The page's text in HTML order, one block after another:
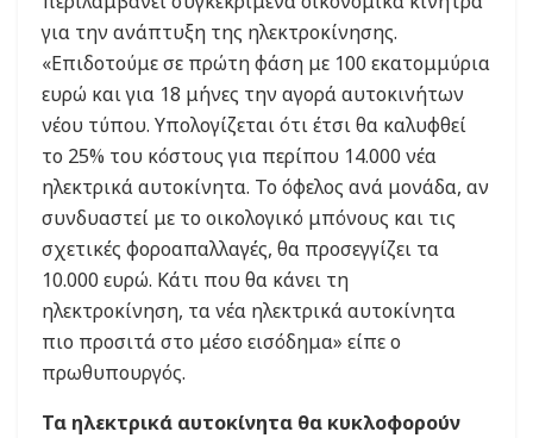
για την ανάπτυξη της ηλεκτροκίνησης.
«Επιδοτούμε σε πρώτη φάση με 100 εκατομμύρια
ευρώ και για 18 μήνες την αγορά αυτοκινήτων
νέου τύπου. Υπολογίζεται ότι έτσι θα καλυφθεί
το 25% του κόστους για περίπου 14.000 νέα
ηλεκτρικά αυτοκίνητα. Το όφελος ανά μονάδα, αν
συνδυαστεί με το οικολογικό μπόνους και τις
σχετικές φοροαπαλλαγές, θα προσεγγίζει τα
10.000 ευρώ. Κάτι που θα κάνει τη
ηλεκτροκίνηση, τα νέα ηλεκτρικά αυτοκίνητα
πιο προσιτά στο μέσο εισόδημα» είπε ο
πρωθυπουργός.
Τα ηλεκτρικά αυτοκίνητα θα κυκλοφορούν